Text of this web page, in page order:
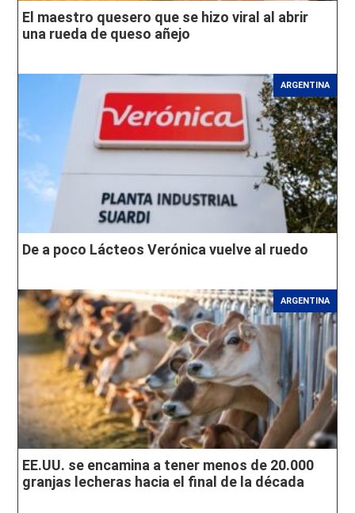
El maestro quesero que se hizo viral al abrir
una rueda de queso añejo
ARGENTINA
De a poco Lácteos Verónica vuelve al ruedo
ARGENTINA
EE.UU. se encamina a tener menos de 20.000
granjas lecheras hacia el final de la década